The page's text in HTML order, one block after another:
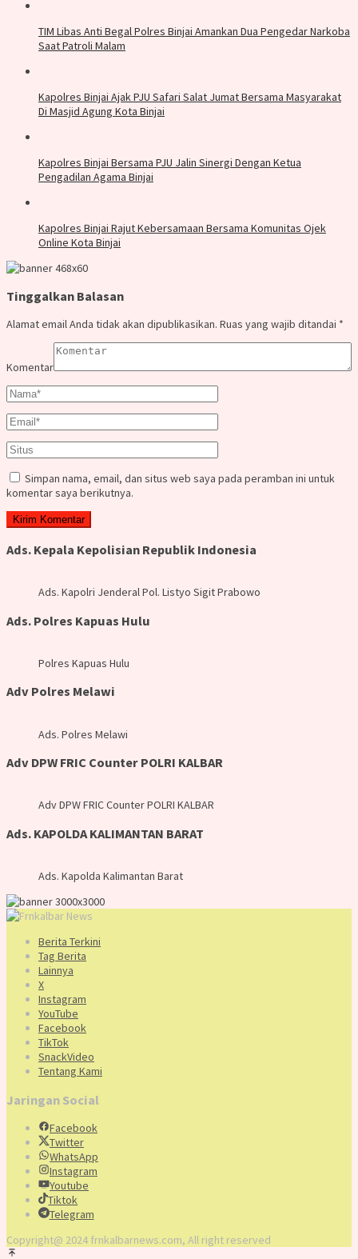
TIM Libas Anti Begal Polres Binjai Amankan Dua Pengedar Narkoba
Saat Patroli Malam
Kapolres Binjai Ajak PJU Safari Salat Jumat Bersama Masyarakat
Di Masjid Agung Kota Binjai
Kapolres Binjai Bersama PJU Jalin Sinergi Dengan Ketua
Pengadilan Agama Binjai
Kapolres Binjai Rajut Kebersamaan Bersama Komunitas Ojek
Online Kota Binjai
Tinggalkan Balasan
Alamat email Anda tidak akan dipublikasikan. Ruas yang wajib ditandai *
Komentar
Simpan nama, email, dan situs web saya pada peramban ini untuk
komentar saya berikutnya.
Ads. Kepala Kepolisian Republik Indonesia
Ads. Kapolri Jenderal Pol. Listyo Sigit Prabowo
Ads. Polres Kapuas Hulu
Polres Kapuas Hulu
Adv Polres Melawi
Ads. Polres Melawi
Adv DPW FRIC Counter POLRI KALBAR
Adv DPW FRIC Counter POLRI KALBAR
Ads. KAPOLDA KALIMANTAN BARAT
Ads. Kapolda Kalimantan Barat
Berita Terkini
Tag Berita
Lainnya
X
Instagram
YouTube
Facebook
TikTok
SnackVideo
Tentang Kami
Jaringan Social
Facebook
Twitter
WhatsApp
Instagram
Youtube
Tiktok
Telegram
Copyright@ 2024 frnkalbarnews.com, All right reserved